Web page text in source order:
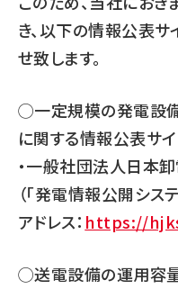
き、以下の情報公表サ
せ致します。
◯一定規模の発電設
に関する情報公表サイ
・一般社団法人日本
（「発電情報公開システ
アドレス： https://
◯送電設備の運用容